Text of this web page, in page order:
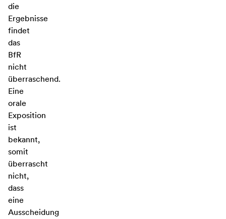
die
Ergebnisse
findet
das
BfR
nicht
überraschend.
Eine
orale
Exposition
ist
bekannt,
somit
überrascht
nicht,
dass
eine
Ausscheidung